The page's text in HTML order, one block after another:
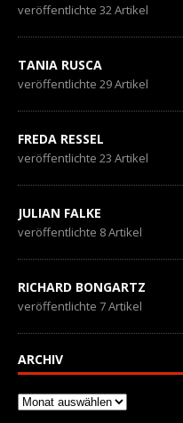
veröffentlichte 32 Artikel
TANIA RUSCA
veröffentlichte 29 Artikel
FREDA RESSEL
veröffentlichte 23 Artikel
JULIAN FALKE
veröffentlichte 8 Artikel
RICHARD BONGARTZ
veröffentlichte 7 Artikel
ARCHIV
Archiv